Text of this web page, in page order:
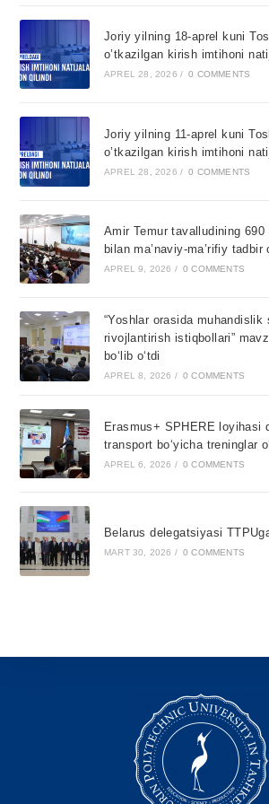
Joriy yilning 18-aprel kuni
o’tkazilgan kirish imtihoni
APREL 28, 2026 / 0 COMMENTS
Joriy yilning 11-aprel kuni
o’tkazilgan kirish imtihoni
APREL 28, 2026 / 0 COMMENTS
Amir Temur tavalludining
bilan ma’naviy-ma’rifiy tadbir
APREL 9, 2026 / 0 COMMENTS
“Yoshlar orasida muhandislik
rivojlantirish istiqbollari”
bo‘lib o‘tdi
APREL 8, 2026 / 0 COMMENTS
Erasmus+ SPHERE loyihasi
transport bo‘yicha treninglar
APREL 6, 2026 / 0 COMMENTS
Belarus delegatsiyasi
MART 30, 2026 / 0 COMMENTS